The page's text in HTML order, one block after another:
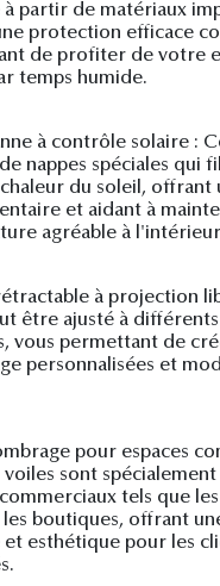
partir de matériaux
protection efficace
de profiter de votre
temps humide.
à contrôle solaire :
nappes spéciales qui
du soleil, offrant
et aidant à
agréable à
à projection
être ajusté à
vous permettant de
personnalisées et
pour espaces
voiles sont
tels que
les boutiques, offrant
esthétique pour les